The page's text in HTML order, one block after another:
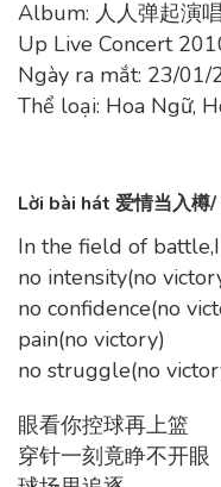
Album: 人人弹起演
Up Live Concert
Ngày ra mắt: 23/01/
Thể loại: Hoa Ngữ,
Lời bài hát 爱情当入樽
In the field of
no intensity(no
no confidence(no
pain(no victory)
no struggle(no
眼看你控球再上篮
穿针一刻竟睁不开眼